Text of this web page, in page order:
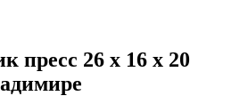
пресс 26 х 16 х 20